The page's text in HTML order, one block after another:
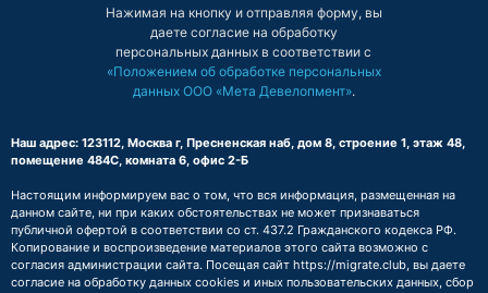
Нажимая на кнопку и отправляя форму, вы
даете согласие на обработку
персональных данных в соответствии с
«Положением об обработке персональных
данных ООО «Мета Девелопмент».
Наш адрес: 123112, Москва г, Пресненская наб, дом 8, строение 1, этаж 48,
помещение 484С, комната 6, офис 2-Б
Настоящим информируем вас о том, что вся информация, размещенная на
данном сайте, ни при каких обстоятельствах не может признаваться
публичной офертой в соответствии со ст. 437.2 Гражданского кодекса РФ.
Копирование и воспроизведение материалов этого сайта возможно с
согласия администрации сайта. Посещая сайт https://migrate.club, вы даете
согласие на обработку данных cookies и иных пользовательских данных, сбор